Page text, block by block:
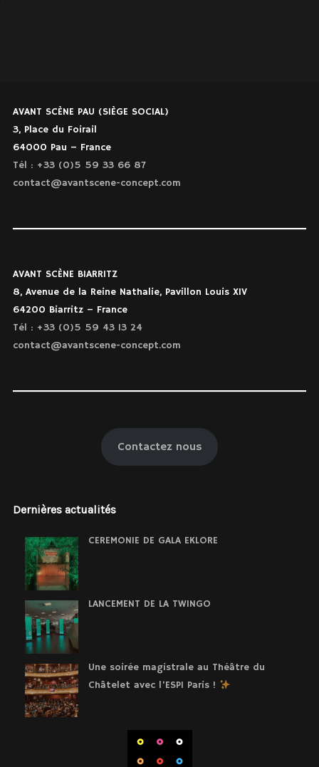
AVANT SCÈNE PAU (SIÈGE SOCIAL)
3, Place du Foirail
64000 Pau – France
Tél : +33 (0)5 59 33 66 87
contact@avantscene-concept.com
AVANT SCÈNE BIARRITZ
8, Avenue de la Reine Nathalie, Pavillon Louis XIV
64200 Biarritz – France
Tél : +33 (0)5 59 43 13 24
contact@avantscene-concept.com
Contactez nous
Dernières actualités
CEREMONIE DE GALA EKLORE
LANCEMENT DE LA TWINGO
Une soirée magistrale au Théâtre du
Châtelet avec l’ESPI Paris !